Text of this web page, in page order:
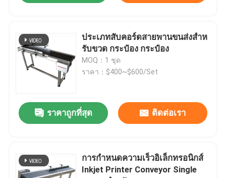
เครื่องปั่นกระดาษ
เครื่องเพจจิ้ง
เครื่องพิมพ์หมึก
เครื่องขนส่งโค้ดด้านล่าง
ประเภทสับคอร์ดสายพานขนส่งสําห
รับขวด กระป๋อง กระป๋อง
MOQ：1 ชุด
ราคา：$400~$600/Set
ราคาถูกที่สุด ติดต่อเรา
การกําหนดความเร็วอิเล็กทรอนิกส์
Inkjet Printer Conveyor Single